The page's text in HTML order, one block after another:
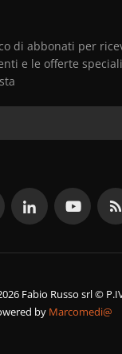
di abbonati per
e le offerte
Fabio Russo srl ©
by Marcomedi@